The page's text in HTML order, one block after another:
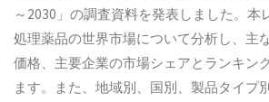
～2030」の調査資料を発表しました。本
処理薬品の世界市場について分析し、主
価格、主要企業の市場シェアとランキン
ます。また、地域別、国別、製品タイプ